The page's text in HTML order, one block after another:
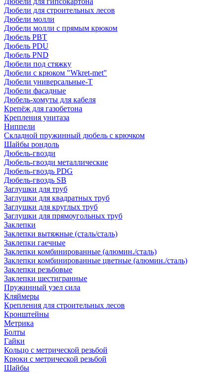
Дюбели для строительных лесов
Дюбели молли
Дюбели молли с прямым крюком
Дюбель PBT
Дюбель PDU
Дюбель PND
Дюбели под стяжку
Дюбели с крюком "Wkret-met"
Дюбели универсальные-Т
Дюбели фасадные
Дюбель-хомуты для кабеля
Крепёж для газобетона
Крепления унитаза
Ниппели
Складной пружинный дюбель с крючком
Шайбы рондоль
Дюбель-гвозди
Дюбель-гвозди металлические
Дюбель-гвоздь PDG
Дюбель-гвоздь SB
Заглушки для труб
Заглушки для квадратных труб
Заглушки для круглых труб
Заглушки для прямоугольных труб
Заклепки
Заклепки вытяжные (сталь/сталь)
Заклепки гаечные
Заклепки комбинированные (алюмин./сталь)
Заклепки комбинированные цветные (алюмин./сталь)
Заклепки резьбовые
Заклепки шестигранные
Пружинный узел сила
Кляймеры
Крепления для строительных лесов
Кронштейны
Метрика
Болты
Гайки
Кольцо с метрической резьбой
Крюки с метрической резьбой
Шайбы